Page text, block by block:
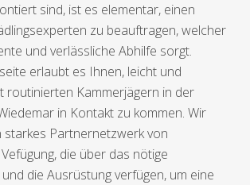
sind, ist es elementar, einen
zu beauftragen, welcher
und verlässliche Abhilfe sorgt.
erlaubt es Ihnen, leicht und
routinierten Kammerjägern in der
in Kontakt zu kommen. Wir
starkes Partnernetzwerk von
die über das nötige
die Ausrüstung verfügen, um eine